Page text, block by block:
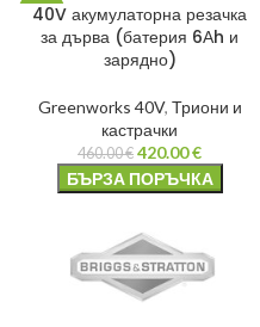
-9%
40V акумулаторна резачка
за дърва (батерия 6Аh и
зарядно)
Greenworks 40V, Триони и
кастрачки
460.00€ 420.00€
БЪРЗА ПОРЪЧКА